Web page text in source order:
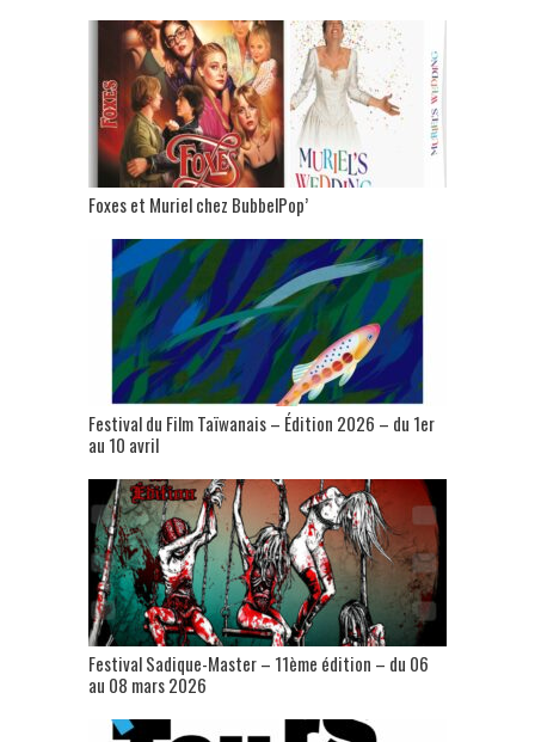
Foxes et Muriel chez BubbelPop’
Festival du Film Taïwanais – Édition 2026 – du 1er
au 10 avril
Festival Sadique-Master – 11ème édition – du 06
au 08 mars 2026